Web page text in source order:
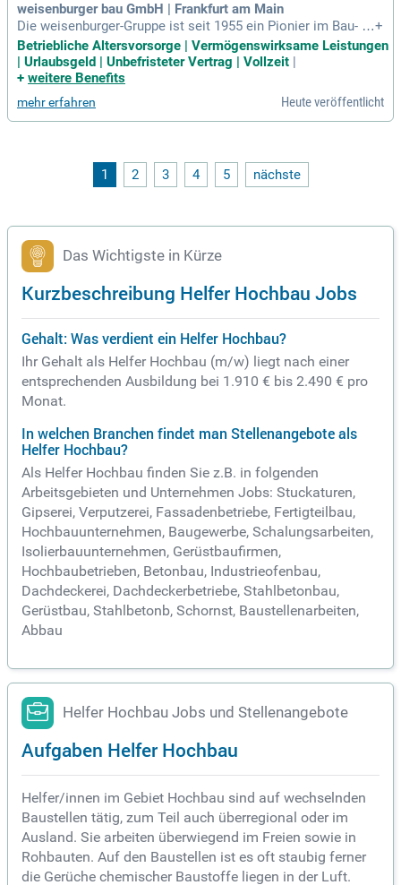
weisenburger bau GmbH | Frankfurt am Main
Die weisenburger-Gruppe ist seit 1955 ein Pionier im Bau- u
nd Immobiliensektor. Mit über 650 Mitarbeitern erzielen wir
eine Gesamtleistung von 500 Millionen Euro. Unser Fokus li
egt auf nachhaltigem Bauen: Wir realisieren Wohngebäude,
llen wir mehr als 3.000 hochwertige Einheiten fertig. Durch
Kooperationen mit innovativen Start-ups erweitern wir unser
ektumsetzung.
+
Betriebliche Altersvorsorge | Vermögenswirksame Leistungen
| Urlaubsgeld | Unbefristeter Vertrag | Vollzeit |
+ weitere Benefits
mehr erfahren Heute veröffentlicht
1 2 3 4 5 nächste
Das Wichtigste in Kürze
Kurzbeschreibung Helfer Hochbau Jobs
Gehalt: Was verdient ein Helfer Hochbau?
Ihr Gehalt als Helfer Hochbau (m/w) liegt nach einer
entsprechenden Ausbildung bei 1.910 € bis 2.490 € pro
Monat.
In welchen Branchen findet man Stellenangebote als
Helfer Hochbau?
Als Helfer Hochbau finden Sie z.B. in folgenden
Arbeitsgebieten und Unternehmen Jobs: Stuckaturen,
Gipserei, Verputzerei, Fassadenbetriebe, Fertigteilbau,
Hochbauunternehmen, Baugewerbe, Schalungsarbeiten,
Isolierbauunternehmen, Gerüstbaufirmen,
Hochbaubetrieben, Betonbau, Industrieofenbau,
Dachdeckerei, Dachdeckerbetriebe, Stahlbetonbau,
Gerüstbau, Stahlbetonb, Schornst, Baustellenarbeiten,
Abbau
Helfer Hochbau Jobs und Stellenangebote
Aufgaben Helfer Hochbau
Helfer/innen im Gebiet Hochbau sind auf wechselnden
Baustellen tätig, zum Teil auch überregional oder im
Ausland. Sie arbeiten überwiegend im Freien sowie in
Rohbauten. Auf den Baustellen ist es oft staubig ferner
die Gerüche chemischer Baustoffe liegen in der Luft.